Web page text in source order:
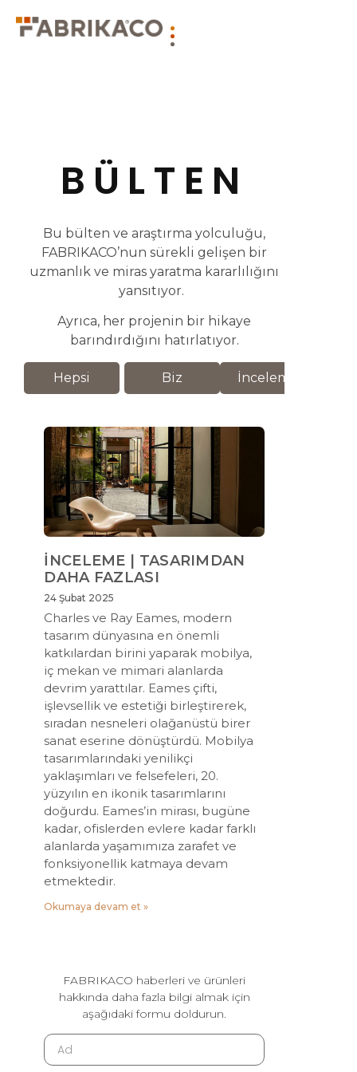
BÜLTEN
Bu bülten ve araştırma yolculuğu,
FABRIKACO’nun sürekli gelişen bir
uzmanlık ve miras yaratma kararlılığını
yansıtıyor.
Ayrıca, her projenin bir hikaye
barındırdığını hatırlatıyor.
Hepsi Biz İnceleme
İNCELEME | TASARIMDAN
DAHA FAZLASI
24 Şubat 2025
Charles ve Ray Eames, modern
tasarım dünyasına en önemli
katkılardan birini yaparak mobilya,
iç mekan ve mimari alanlarda
devrim yarattılar. Eames çifti,
işlevsellik ve estetiği birleştirerek,
sıradan nesneleri olağanüstü birer
sanat eserine dönüştürdü. Mobilya
tasarımlarındaki yenilikçi
yaklaşımları ve felsefeleri, 20.
yüzyılın en ikonik tasarımlarını
doğurdu. Eames’in mirası, bugüne
kadar, ofislerden evlere kadar farklı
alanlarda yaşamımıza zarafet ve
fonksiyonellik katmaya devam
etmektedir.
Okumaya devam et »
FABRIKACO haberleri ve ürünleri
hakkında daha fazla bilgi almak için
aşağıdaki formu doldurun.